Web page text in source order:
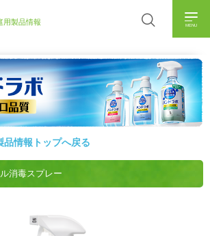
MENU
品情報トップへ戻る
消毒スプレー